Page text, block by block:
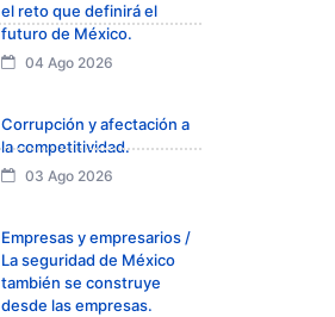
el reto que definirá el
futuro de México.
04 Ago 2026
Corrupción y afectación a
la competitividad.
03 Ago 2026
Empresas y empresarios /
La seguridad de México
también se construye
desde las empresas.